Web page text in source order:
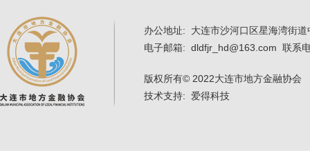
办公地址: 大连市沙河口区星海湾街
电子邮箱: dldfjr_hd@163.com 联系
版权所有© 2022大连市地方金融协
技术支持: 爱得科技